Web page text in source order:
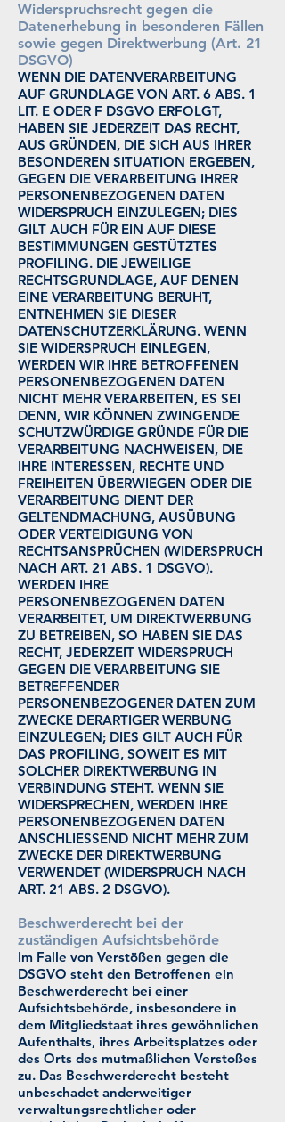
Widerspruchsrecht gegen die
Datenerhebung in besonderen Fällen
sowie gegen Direktwerbung (Art. 21
DSGVO)
WENN DIE DATENVERARBEITUNG
AUF GRUNDLAGE VON ART. 6 ABS. 1
LIT. E ODER F DSGVO ERFOLGT,
HABEN SIE JEDERZEIT DAS RECHT,
AUS GRÜNDEN, DIE SICH AUS IHRER
BESONDEREN SITUATION ERGEBEN,
GEGEN DIE VERARBEITUNG IHRER
PERSONENBEZOGENEN DATEN
WIDERSPRUCH EINZULEGEN; DIES
GILT AUCH FÜR EIN AUF DIESE
BESTIMMUNGEN GESTÜTZTES
PROFILING. DIE JEWEILIGE
RECHTSGRUNDLAGE, AUF DENEN
EINE VERARBEITUNG BERUHT,
ENTNEHMEN SIE DIESER
DATENSCHUTZERKLÄRUNG. WENN
SIE WIDERSPRUCH EINLEGEN,
WERDEN WIR IHRE BETROFFENEN
PERSONENBEZOGENEN DATEN
NICHT MEHR VERARBEITEN, ES SEI
DENN, WIR KÖNNEN ZWINGENDE
SCHUTZWÜRDIGE GRÜNDE FÜR DIE
VERARBEITUNG NACHWEISEN, DIE
IHRE INTERESSEN, RECHTE UND
FREIHEITEN ÜBERWIEGEN ODER DIE
VERARBEITUNG DIENT DER
GELTENDMACHUNG, AUSÜBUNG
ODER VERTEIDIGUNG VON
RECHTSANSPRÜCHEN (WIDERSPRUCH
NACH ART. 21 ABS. 1 DSGVO).
WERDEN IHRE
PERSONENBEZOGENEN DATEN
VERARBEITET, UM DIREKTWERBUNG
ZU BETREIBEN, SO HABEN SIE DAS
RECHT, JEDERZEIT WIDERSPRUCH
GEGEN DIE VERARBEITUNG SIE
BETREFFENDER
PERSONENBEZOGENER DATEN ZUM
ZWECKE DERARTIGER WERBUNG
EINZULEGEN; DIES GILT AUCH FÜR
DAS PROFILING, SOWEIT ES MIT
SOLCHER DIREKTWERBUNG IN
VERBINDUNG STEHT. WENN SIE
WIDERSPRECHEN, WERDEN IHRE
PERSONENBEZOGENEN DATEN
ANSCHLIESSEND NICHT MEHR ZUM
ZWECKE DER DIREKTWERBUNG
VERWENDET (WIDERSPRUCH NACH
ART. 21 ABS. 2 DSGVO).
Beschwerde­recht bei der
zuständigen Aufsichts­behörde
Im Falle von Verstößen gegen die
DSGVO steht den Betroffenen ein
Beschwerderecht bei einer
Aufsichtsbehörde, insbesondere in
dem Mitgliedstaat ihres gewöhnlichen
Aufenthalts, ihres Arbeitsplatzes oder
des Orts des mutmaßlichen Verstoßes
zu. Das Beschwerderecht besteht
unbeschadet anderweitiger
verwaltungsrechtlicher oder